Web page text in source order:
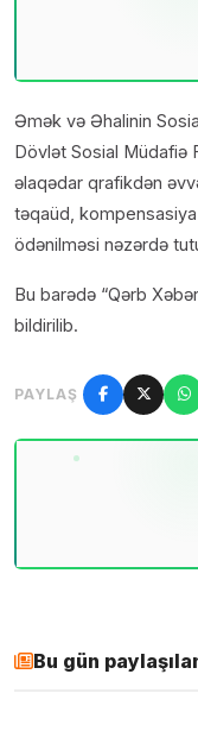
Əmək və Əhalinin
Dövlət Sosial Müdafiə
əlaqədar qrafikdən
təqaüd, kompensasiya
ödənilməsi nəzərdə
Bu barədə “Qərb
bildirilib.
PAYLAŞ
Bu gün